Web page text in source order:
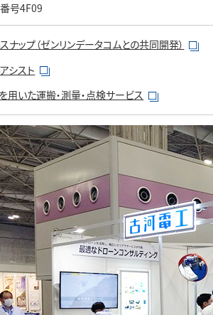
号4F09
ナップ（ゼンリンデータコムとの共同開発）
シスト
用いた運搬・測量・点検サービス